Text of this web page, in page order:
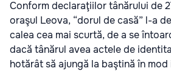
Conform declaraţiilor tânărului de
oraşul Leova, “dorul de casă” l-a
calea cea mai scurtă, de a se
dacă tânărul avea actele de
hotărât să ajungă la baştină în mod